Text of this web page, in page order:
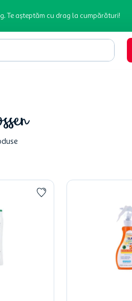
Te așteptăm cu drag la cumpărături!